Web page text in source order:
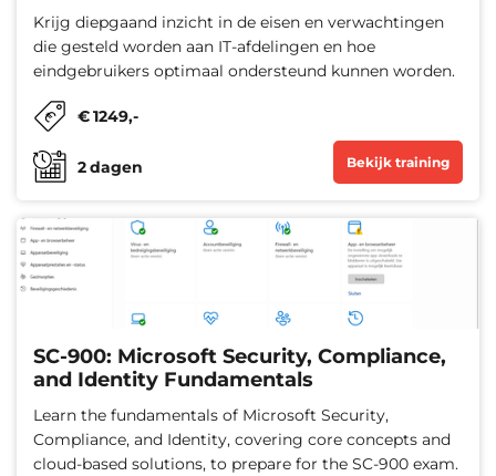
Krijg diepgaand inzicht in de eisen en verwachtingen
die gesteld worden aan IT-afdelingen en hoe
eindgebruikers optimaal ondersteund kunnen worden.
€1249,-
2dagen Bekijk training
SC-900: Microsoft Security, Compliance,
and Identity Fundamentals
Learn the fundamentals of Microsoft Security,
Compliance, and Identity, covering core concepts and
cloud-based solutions, to prepare for the SC-900 exam.